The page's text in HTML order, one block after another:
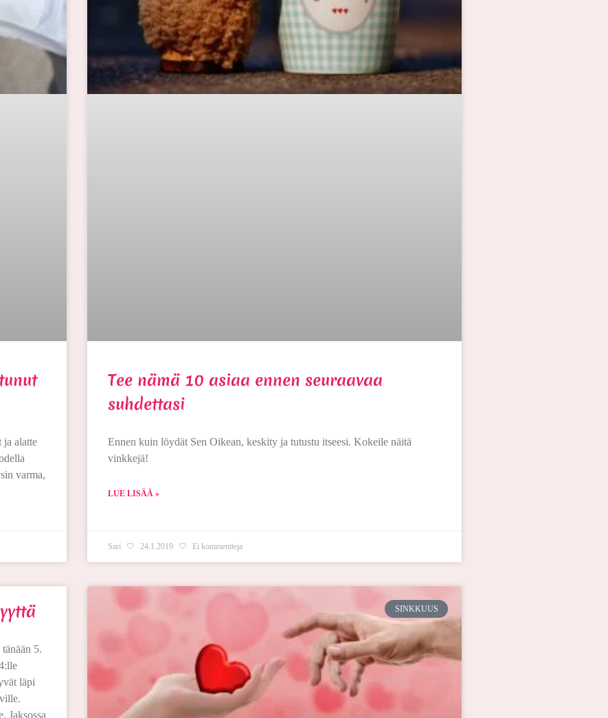
ja alatte
varma,
Tee nämä 10 asiaa ennen seuraavaa
suhdettasi
Ennen kuin löydät Sen Oikean, keskity ja tutustu itseesi. Kokeile näitä
vinkkejä!
LUE LISÄÄ »
Sari 24.1.2019 Ei kommentteja
5.
läpi
Jaksossa
SINKKUUS